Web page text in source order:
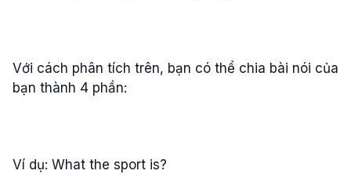
Với cách phân tích trên, bạn có thể chia bài nói của
bạn thành 4 phần:
Ví dụ: What the sport is?